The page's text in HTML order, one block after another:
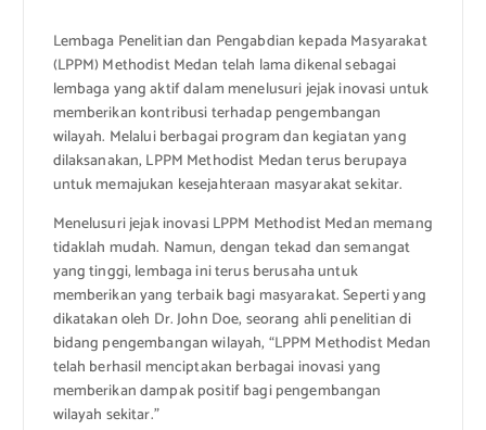
Lembaga Penelitian dan Pengabdian kepada Masyarakat
(LPPM) Methodist Medan telah lama dikenal sebagai
lembaga yang aktif dalam menelusuri jejak inovasi untuk
memberikan kontribusi terhadap pengembangan
wilayah. Melalui berbagai program dan kegiatan yang
dilaksanakan, LPPM Methodist Medan terus berupaya
untuk memajukan kesejahteraan masyarakat sekitar.
Menelusuri jejak inovasi LPPM Methodist Medan memang
tidaklah mudah. Namun, dengan tekad dan semangat
yang tinggi, lembaga ini terus berusaha untuk
memberikan yang terbaik bagi masyarakat. Seperti yang
dikatakan oleh Dr. John Doe, seorang ahli penelitian di
bidang pengembangan wilayah, “LPPM Methodist Medan
telah berhasil menciptakan berbagai inovasi yang
memberikan dampak positif bagi pengembangan
wilayah sekitar.”